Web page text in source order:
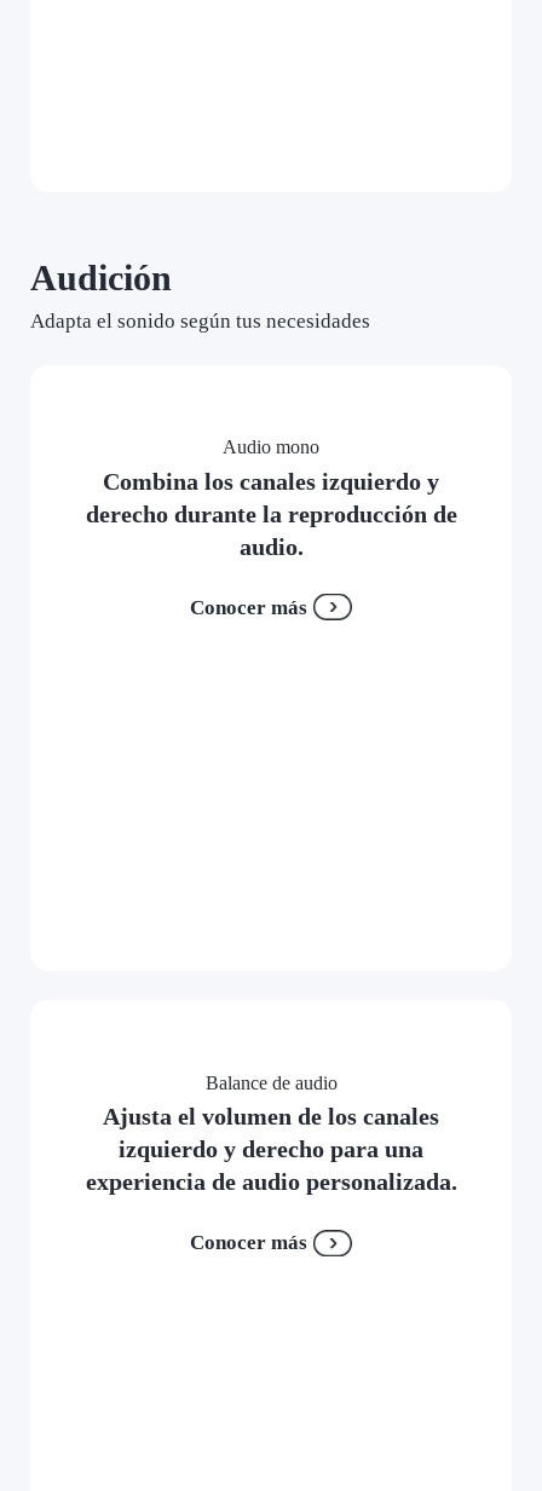
Audición
Adapta el sonido según tus necesidades
Audio mono
Combina los canales izquierdo y
derecho durante la reproducción de
audio.
Conocer más
Balance de audio
Ajusta el volumen de los canales
izquierdo y derecho para una
experiencia de audio personalizada.
Conocer más